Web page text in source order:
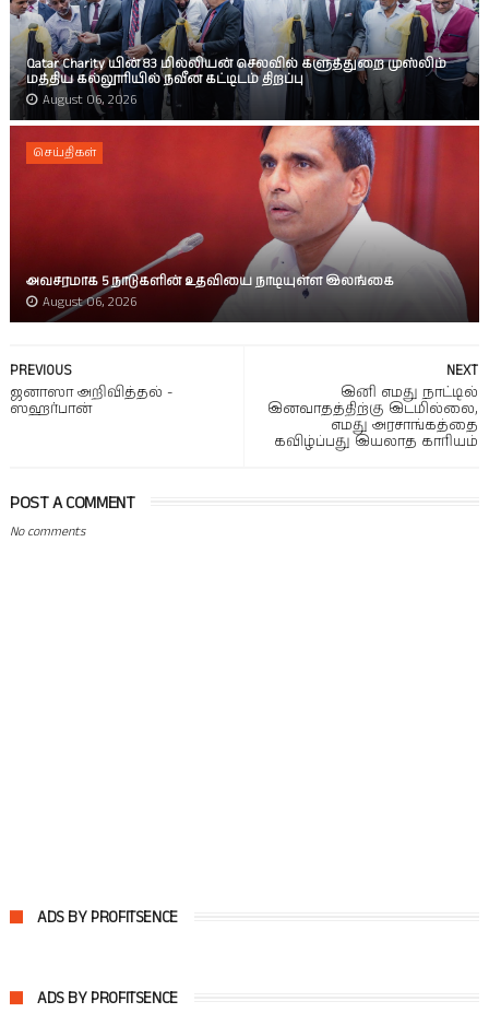
Qatar Charity யின் 83 மில்லியன் செலவில் களுத்துறை முஸ்லிம்
மத்திய கல்லூரியில் நவீன கட்டிடம் திறப்பு
August 06, 2026
செய்திகள்
அவசரமாக 5 நாடுகளின் உதவியை நாடியுள்ள இலங்கை
August 06, 2026
NEXT
இனி எமது நாட்டில்
இனவாதத்திற்கு இடமில்லை,
எமது அரசாங்கத்தை
கவிழ்ப்பது இயலாத காரியம்
PREVIOUS
ஜனாஸா அறிவித்தல் -
ஸஹர்பான்
POST A COMMENT
No comments
ADS BY PROFITSENCE
ADS BY PROFITSENCE